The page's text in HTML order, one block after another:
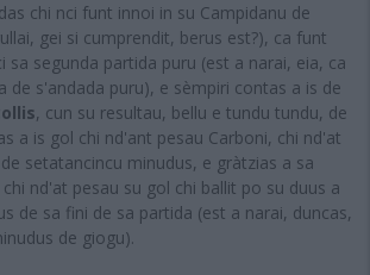
chi nci funt innoi in su Campidanu de
gei si cumprendit, berus est?), ca funt
sa segunda partida puru (est a narai, eia, ca
de s'andada puru), e sèmpiri contas a is de
, cun su resultau, bellu e tundu tundu, de
a is gol chi nd'ant pesau Carboni, chi nd'at
setatancincu minudus, e gràtzias a sa
nd'at pesau su gol chi ballit po su duus a
de sa fini de sa partida (est a narai, duncas,
de giogu).